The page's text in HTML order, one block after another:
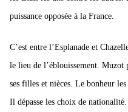
puissance opposée à la France.
C’est entre l’Esplanade et
le lieu de l’éblouissement. Muzot
ses filles et nièces. Le bonheur
Il dépasse les choix de